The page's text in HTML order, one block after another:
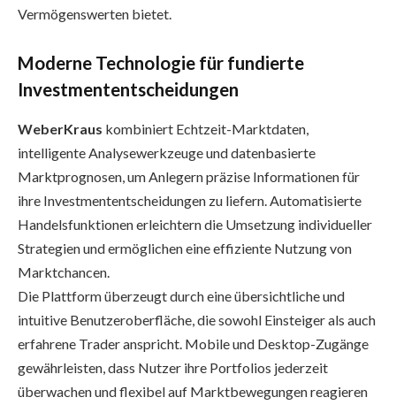
Vermögenswerten bietet.
Moderne Technologie für fundierte
Investmententscheidungen
WeberKraus kombiniert Echtzeit-Marktdaten,
intelligente Analysewerkzeuge und datenbasierte
Marktprognosen, um Anlegern präzise Informationen für
ihre Investmententscheidungen zu liefern. Automatisierte
Handelsfunktionen erleichtern die Umsetzung individueller
Strategien und ermöglichen eine effiziente Nutzung von
Marktchancen.
Die Plattform überzeugt durch eine übersichtliche und
intuitive Benutzeroberfläche, die sowohl Einsteiger als auch
erfahrene Trader anspricht. Mobile und Desktop-Zugänge
gewährleisten, dass Nutzer ihre Portfolios jederzeit
überwachen und flexibel auf Marktbewegungen reagieren